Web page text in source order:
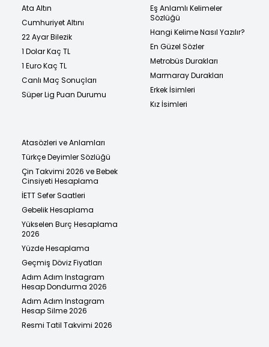
Ata Altın
Cumhuriyet Altını
22 Ayar Bilezik
1 Dolar Kaç TL
1 Euro Kaç TL
Canlı Maç Sonuçları
Süper Lig Puan Durumu
Eş Anlamlı Kelimeler
Sözlüğü
Hangi Kelime Nasıl Yazılır?
En Güzel Sözler
Metrobüs Durakları
Marmaray Durakları
Erkek İsimleri
Kız İsimleri
Atasözleri ve Anlamları
Türkçe Deyimler Sözlüğü
Çin Takvimi 2026 ve Bebek
Cinsiyeti Hesaplama
İETT Sefer Saatleri
Gebelik Hesaplama
Yükselen Burç Hesaplama
2026
Yüzde Hesaplama
Geçmiş Döviz Fiyatları
Adım Adım Instagram
Hesap Dondurma 2026
Adım Adım Instagram
Hesap Silme 2026
Resmi Tatil Takvimi 2026